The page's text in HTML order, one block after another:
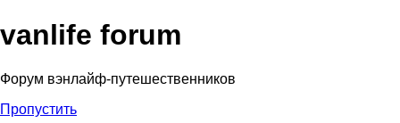
vanlife forum
Форум вэнлайф-путешественников
Пропустить